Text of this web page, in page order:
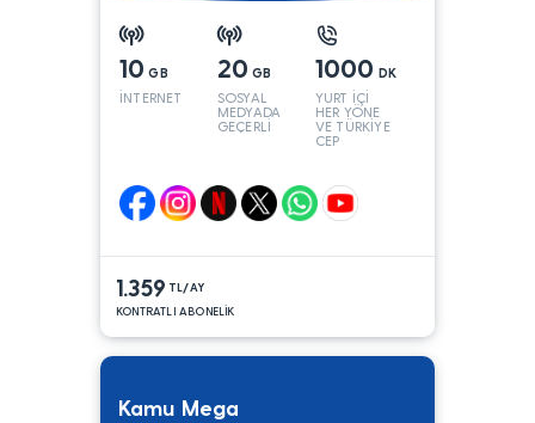
10 GB
İNTERNET
20 GB
SOSYAL
MEDYADA
GEÇERLİ
1000 DK
YURT İÇİ
HER YÖNE
VE TÜRKİYE
CEP
1.359 TL/AY
KONTRATLI ABONELİK
Kamu Mega